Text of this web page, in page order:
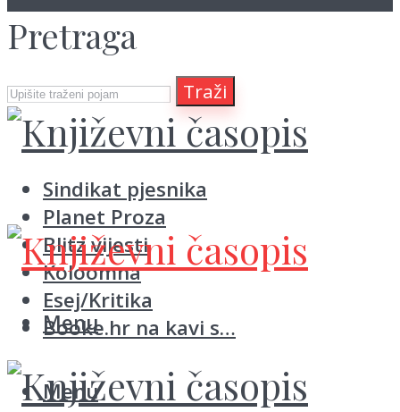
Pretraga
Traži
Sindikat pjesnika
Planet Proza
Blitz vijesti
Koloomna
Esej/Kritika
Booke.hr na kavi s…
Menu
Menu